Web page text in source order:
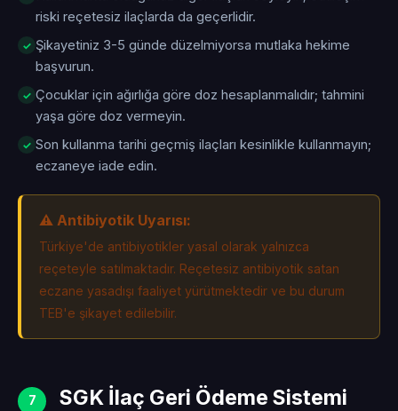
riski reçetesiz ilaçlarda da geçerlidir.
Şikayetiniz 3-5 günde düzelmiyorsa mutlaka hekime
başvurun.
Çocuklar için ağırlığa göre doz hesaplanmalıdır; tahmini
yaşa göre doz vermeyin.
Son kullanma tarihi geçmiş ilaçları kesinlikle kullanmayın;
eczaneye iade edin.
⚠️ Antibiyotik Uyarısı:
Türkiye'de antibiyotikler yasal olarak yalnızca
reçeteyle satılmaktadır. Reçetesiz antibiyotik satan
eczane yasadışı faaliyet yürütmektedir ve bu durum
TEB'e şikayet edilebilir.
7 SGK İlaç Geri Ödeme Sistemi